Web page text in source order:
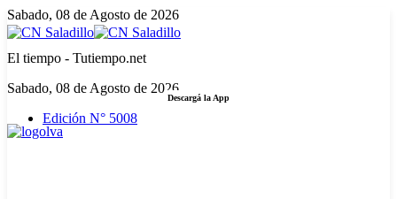
Sabado, 08 de Agosto de 2026
El tiempo - Tutiempo.net
Sabado, 08 de Agosto de 2026
Edición N° 5008
Descargá la App